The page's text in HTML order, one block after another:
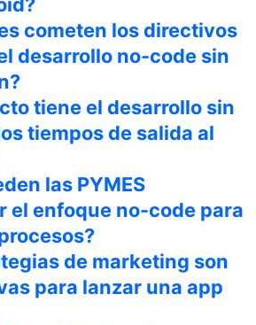
cometen los directivos
desarrollo no-code sin
tiene el desarrollo sin
tiempos de salida al
las PYMES
el enfoque no-code para
de marketing son
para lanzar una app